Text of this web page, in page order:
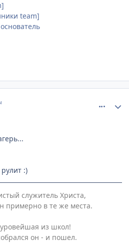
team]
:)
служитель Христа,
примерно в те же места.
из школ!
он - и пошел.